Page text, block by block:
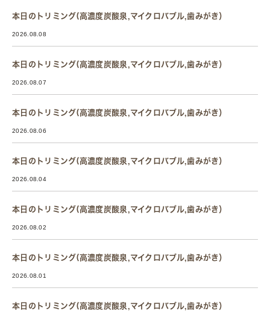
本日のトリミング(高濃度炭酸泉,マイクロバブル,歯みがき）
2026.08.08
本日のトリミング(高濃度炭酸泉,マイクロバブル,歯みがき）
2026.08.07
本日のトリミング(高濃度炭酸泉,マイクロバブル,歯みがき）
2026.08.06
本日のトリミング(高濃度炭酸泉,マイクロバブル,歯みがき）
2026.08.04
本日のトリミング(高濃度炭酸泉,マイクロバブル,歯みがき）
2026.08.02
本日のトリミング(高濃度炭酸泉,マイクロバブル,歯みがき）
2026.08.01
本日のトリミング(高濃度炭酸泉,マイクロバブル,歯みがき）